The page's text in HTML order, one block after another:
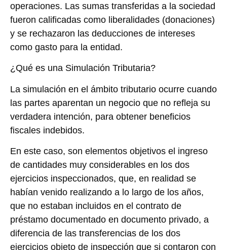
operaciones. Las sumas transferidas a la sociedad
fueron calificadas como liberalidades (donaciones)
y se rechazaron las deducciones de intereses
como gasto para la entidad.
¿Qué es una Simulación Tributaria?
La simulación en el ámbito tributario ocurre cuando
las partes aparentan un negocio que no refleja su
verdadera intención, para obtener beneficios
fiscales indebidos.
En este caso, son elementos objetivos el ingreso
de cantidades muy considerables en los dos
ejercicios inspeccionados, que, en realidad se
habían venido realizando a lo largo de los años,
que no estaban incluidos en el contrato de
préstamo documentado en documento privado, a
diferencia de las transferencias de los dos
ejercicios objeto de inspección que si contaron con